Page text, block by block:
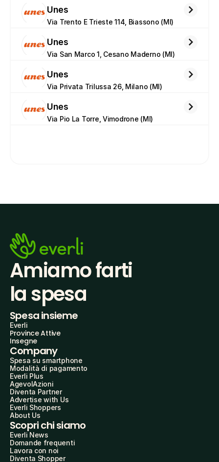
Unes
Via Trento E Trieste 114, Biassono (MI)
Unes
Via San Marco 1, Cesano Maderno (MI)
Unes
Via Privata Trilussa 26, Milano (MI)
Unes
Via Pio La Torre, Vimodrone (MI)
Amiamo farti
la spesa
Spesa insieme
Everli
Province Attive
Insegne
Company
Spesa su smartphone
Modalità di pagamento
Everli Plus
AgevolAzioni
Diventa Partner
Advertise with Us
Everli Shoppers
About Us
Scopri chi siamo
Everli News
Domande frequenti
Lavora con noi
Diventa Shopper